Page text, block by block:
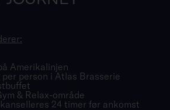
Amerikalinjen
person i Atlas Brasserie
& Relax-område
24 timer før ankomst